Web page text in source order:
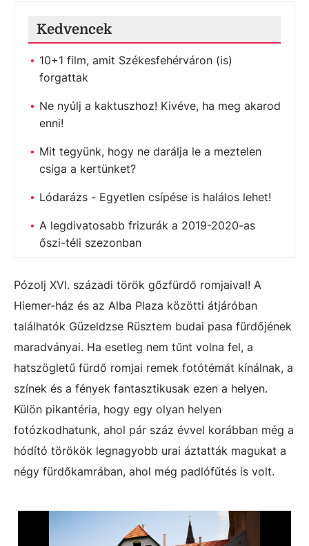
Kedvencek
10+1 film, amit Székesfehérváron (is)
forgattak
Ne nyúlj a kaktuszhoz! Kivéve, ha meg akarod
enni!
Mit tegyünk, hogy ne darálja le a meztelen
csiga a kertünket?
Lódarázs - Egyetlen csípése is halálos lehet!
A legdivatosabb frizurák a 2019-2020-as
őszi-téli szezonban
Pózolj XVI. századi török gőzfürdő romjaival! A
Hiemer-ház és az Alba Plaza közötti átjáróban
találhatók Güzeldzse Rüsztem budai pasa fürdőjének
maradványai. Ha esetleg nem tűnt volna fel, a
hatszögletű fürdő romjai remek fotótémát kínálnak, a
színek és a fények fantasztikusak ezen a helyen.
Külön pikantéria, hogy egy olyan helyen
fotózkodhatunk, ahol pár száz évvel korábban még a
hódító törökök legnagyobb urai áztatták magukat a
négy fürdőkamrában, ahol még padlófűtés is volt.